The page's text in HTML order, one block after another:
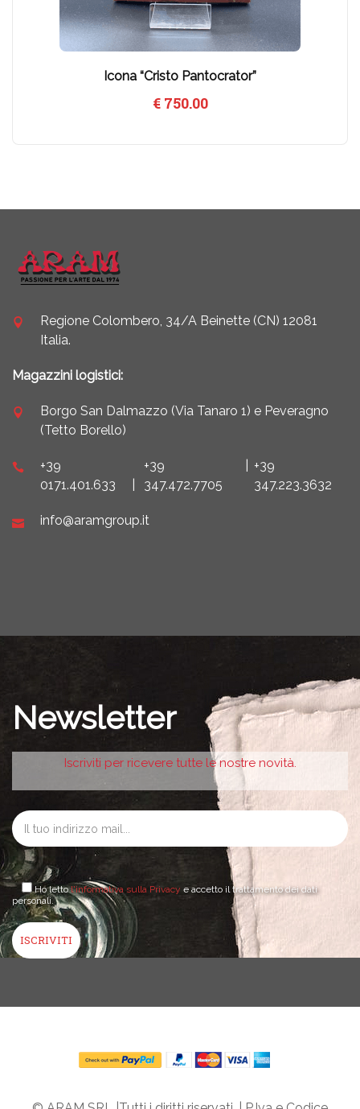
Icona “Cristo Pantocrator”
€750.00
Regione Colombero, 34/A Beinette (CN) 12081
Italia.
Magazzini logistici:
Borgo San Dalmazzo (Via Tanaro 1) e Peveragno
(Tetto Borello)
+39
0171.401.633
+39
347.472.7705
+39
347.223.3632
info@aramgroup.it
Newsletter
Iscriviti per ricevere tutte le nostre novità.
Ho lettol'informativa sulla Privacy e accetto il trattamento dei dati
personali.